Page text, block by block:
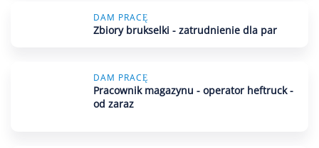
DAM PRACĘ
Zbiory brukselki - zatrudnienie dla par
DAM PRACĘ
Pracownik magazynu - operator heftruck -
od zaraz